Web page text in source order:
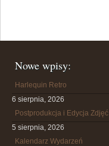
Nowe wpisy:
Harlequin Retro
6 sierpnia, 2026
Postprodukcja i Edycja Zdjęć
5 sierpnia, 2026
Kalendarz Wydarzeń